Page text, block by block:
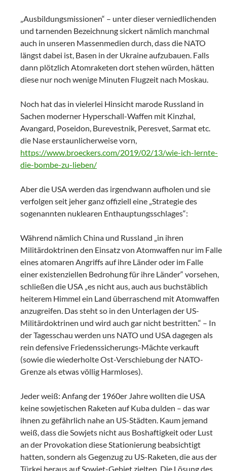
„Ausbildungsmissionen“ – unter dieser verniedlichenden
und tarnenden Bezeichnung sickert nämlich manchmal
auch in unseren Massenmedien durch, dass die NATO
längst dabei ist, Basen in der Ukraine aufzubauen. Falls
dann plötzlich Atomraketen dort stehen würden, hätten
diese nur noch wenige Minuten Flugzeit nach Moskau.
Noch hat das in vielerlei Hinsicht marode Russland in
Sachen moderner Hyperschall-Waffen mit Kinzhal,
Avangard, Poseidon, Burevestnik, Peresvet, Sarmat etc.
die Nase erstaunlicherweise vorn,
https://www.broeckers.com/2019/02/13/wie-ich-lernte-
die-bombe-zu-lieben/
Aber die USA werden das irgendwann aufholen und sie
verfolgen seit jeher ganz offiziell eine „Strategie des
sogenannten nuklearen Enthauptungsschlages“:
Während nämlich China und Russland „in ihren
Militärdoktrinen den Einsatz von Atomwaffen nur im Falle
eines atomaren Angriffs auf ihre Länder oder im Falle
einer existenziellen Bedrohung für ihre Länder“ vorsehen,
schließen die USA „es nicht aus, auch aus buchstäblich
heiterem Himmel ein Land überraschend mit Atomwaffen
anzugreifen. Das steht so in den Unterlagen der US-
Militärdoktrinen und wird auch gar nicht bestritten.“ – In
der Tagesschau werden uns NATO und USA dagegen als
rein defensive Friedenssicherungs-Mächte verkauft
(sowie die wiederholte Ost-Verschiebung der NATO-
Grenze als etwas völlig Harmloses).
Jeder weiß: Anfang der 1960er Jahre wollten die USA
keine sowjetischen Raketen auf Kuba dulden – das war
ihnen zu gefährlich nahe an US-Städten. Kaum jemand
weiß, dass die Sowjets nicht aus Boshaftigkeit oder Lust
an der Provokation diese Stationierung beabsichtigt
hatten, sondern als Gegenzug zu US-Raketen, die aus der
Türkei heraus auf Sowjet-Gebiet zielten. Die Lösung des